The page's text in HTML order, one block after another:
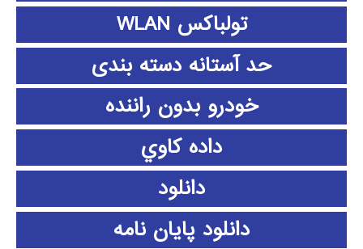
تولباکس WLAN
حد آستانه دسته بندی
خودرو بدون راننده
داده كاوي
دانلود
دانلود پايان نامه